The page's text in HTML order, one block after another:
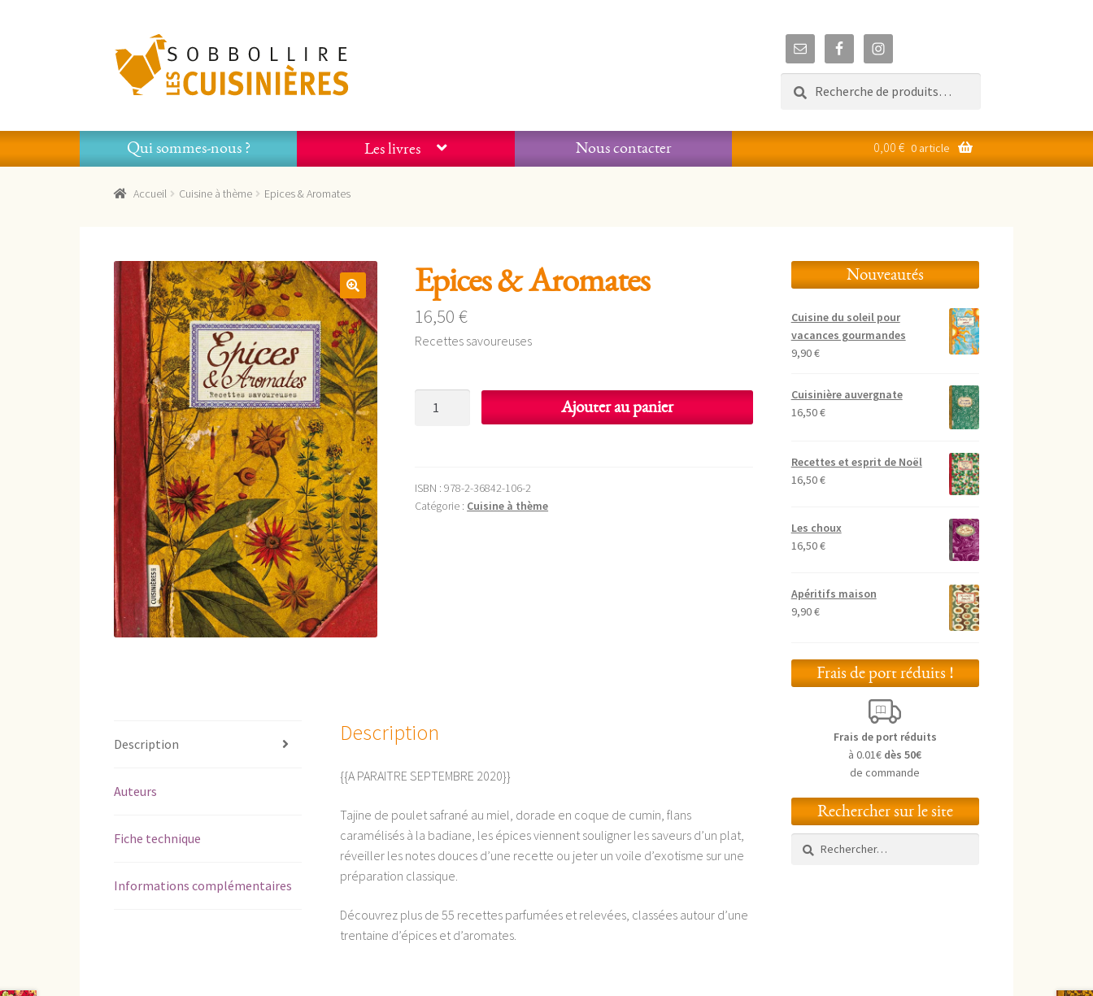
pour :
àau
contenu
Qui sommes-nous ? Les livres Nous contacter 0,00 € 0 article
Accueil Cuisine à thème Epices & Aromates
Epices & Aromates
16,50€
Recettes savoureuses
Ajouter au panier
ISBN :978-2-36842-106-2
Catégorie : Cuisine à thème
Description
Auteurs
Fiche technique
Informations complémentaires
Description
{{A PARAITRE SEPTEMBRE 2020}}
Tajine de poulet safrané au miel, dorade en coque de cumin, flans
caramélisés à la badiane, les épices viennent souligner les saveurs d’un plat,
réveiller les notes douces d’une recette ou jeter un voile d’exotisme sur une
préparation classique.
Découvrez plus de 55 recettes parfumées et relevées, classées autour d’une
trentaine d’épices et d’aromates.
Nouveautés
Cuisine du soleil pour
vacances gourmandes
9,90€
Cuisinière auvergnate
16,50€
Recettes et esprit de Noël
16,50€
Les choux
16,50€
Apéritifs maison
9,90€
Frais de port réduits !
Frais de port réduits
à 0.01€ dès 50€
de commande
Rechercher sur le site